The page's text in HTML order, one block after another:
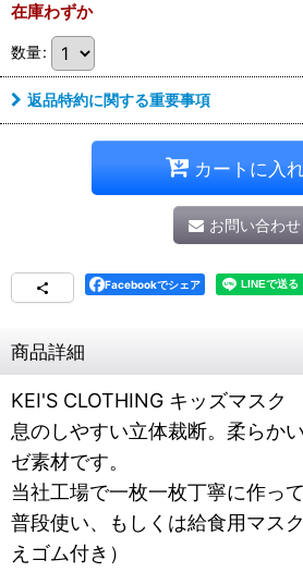
在庫わずか
数量:
返品特約に関する重要事項
カートに入
お問い合わせ
Facebookでシェア
商品詳細
KEI'S CLOTHING キッズマスク
息のしやすい立体裁断。柔らか
ゼ素材です。
当社工場で一枚一枚丁寧に作って
普段使い、もしくは給食用マス
えゴム付き）